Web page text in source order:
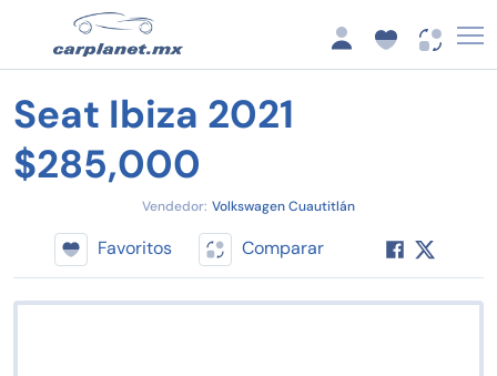
Seat Ibiza 2021
$285,000
Vendedor: Volkswagen Cuautitlán
Favoritos Comparar